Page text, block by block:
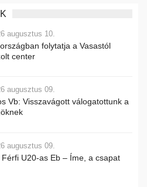
augusztus 10.
folytatja a Vasastól
center
augusztus 09.
Vb: Visszavágott válogatottunk a
augusztus 09.
U20-as Eb – Íme, a csapat